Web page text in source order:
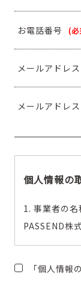
お電話番号 (必
メールアドレス
メールアドレ
個人情報の
1. 事業者の名
PASSEND株
及び連絡先
管理者名：
「個人情報